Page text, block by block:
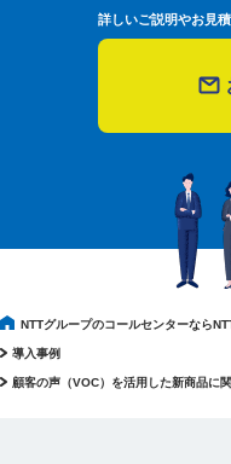
詳しいご説明やお見
NTTグループのコールセンターなら
導入事例
顧客の声（VOC）を活用した新商品に